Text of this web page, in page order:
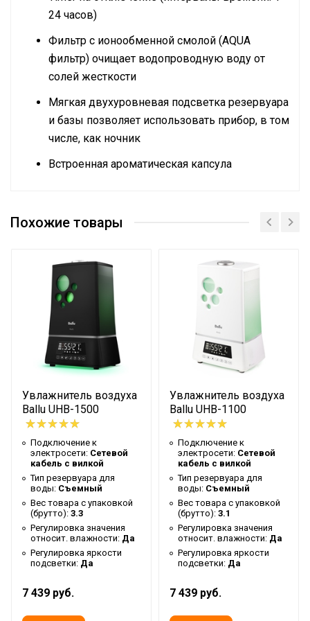
24 часов)
Фильтр с ионообменной смолой (AQUA
фильтр) очищает водопроводную воду от
солей жесткости
Мягкая двухуровневая подсветка резервуара
и базы позволяет использовать прибор, в том
числе, как ночник
Встроенная ароматическая капсула
электросети
Вес товара с упаковкой
(брутто)
Регулировка значения
относит. влажности
Регулировка яркости
подсветки
Форма корпуса
Дизайнерская
Встроенный гигростат
Да
Таймер на отключение
Да
Высота упаковки товара
Подсветка резервуара
для воды
Да
Используемый принцип
увлажнения воздуха
Увлажнение за счет
колебаний
ультразвуковой
Гарантийный документ
Гарантийный талон
Сертификат
Похожие товары
Увлажнитель воздуха
Ballu UHB-1500
Подключение к
электросети: Сетевой
кабель с вилкой
Тип резервуара для
воды: Съемный
Вес товара с упаковкой
(брутто): 3.3
Регулировка значения
относит. влажности: Да
Регулировка яркости
подсветки: Да
7 439 руб.
Увлажнитель воздуха
Ballu UHB-1100
Подключение к
электросети: Сетевой
кабель с вилкой
Тип резервуара для
воды: Съемный
Вес товара с упаковкой
(брутто): 3.1
Регулировка значения
относит. влажности: Да
Регулировка яркости
подсветки: Да
7 439 руб.